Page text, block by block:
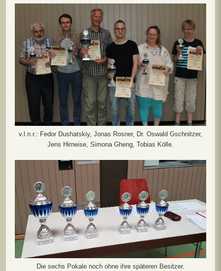
v.l.n.r.: Fedor Dushatskiy, Jonas Rosner, Dr. Oswald Gschnitzer,
Jens Hirneise, Simona Gheng, Tobias Kölle.
Die sechs Pokale noch ohne ihre späteren Besitzer.